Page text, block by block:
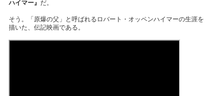
ハイマー』 だ。
そう。「原爆の父」と呼ばれるロバート・オッペンハイマーの生涯を
描いた、伝記映画である。